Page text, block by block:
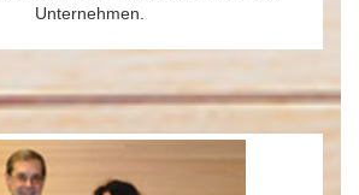
Unternehmen.